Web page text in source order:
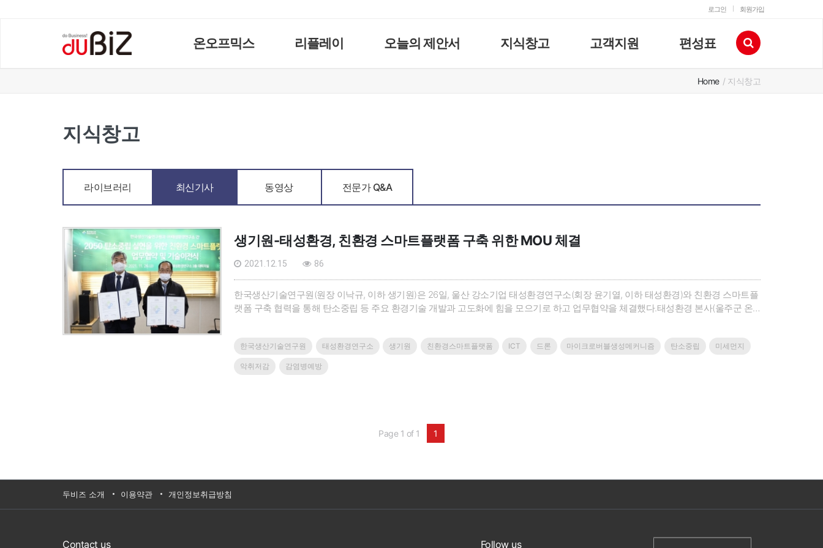
로그인 회원가입
온오프믹스 리플레이 오늘의 제안서 지식창고 고객지원 편성표
Home / 지식창고
지식창고
라이브러리 최신기사 동영상 전문가 Q&A
생기원-태성환경, 친환경 스마트플랫폼 구축 위한 MOU 체결
2021.12.15 86
한국생산기술연구원(원장 이낙규, 이하 생기원)은 26일, 울산 강소기업 태성환경연구소(회장 윤기열, 이하 태성환경)와 친환경 스마트플
랫폼 구축 협력을 통해 탄소중립 등 주요 환경기술 개발과 고도화에 힘을 모으기로 하고 업무협약을 체결했다.태성환경 본사(울주군 온
화 요소기술을 악취 저감 전문기업 ㈜태성환경에 이전하여 현장 실증과 사업화를 촉진하겠다는 구상이다.양 기관의 기술협력은 생기원
울산본부가 이전한 산업환경 청정화 기술을 태성환경 내 테스트베드에서 스케일업 및 실증한 뒤, ICT 및 드론 기술이 적용된 제품을 출시
다.이 같은 기술협력의 기반이 다지는 이번 행사는 크게 업무협약식과 기술이전 세레모니 총 2부로 나뉘어 1시간에 걸쳐 진행됐다.1부 업
무협약식에서는 태성환경이 상호협력 어젠다 추진을 위한 협력방안을 발표한 뒤 협약서 서명이 이뤄졌다. 이어, 2부에서는 생기원이 이
각각의 요소기술이 필요한 반면, 마이크로버블 정화장치는 미세먼지, 황산화물, 질소산화물, 암모니아 등을 단일 기술로 동시에 처리 가
모하는 자체개발 플라즈마 시스템을 통해 처리효율을 높이는 기술로, 향후 석유화학공장까지 적용 대상을 넓힐 수 있을 것으로 기대된
랜 염원”이라며, “향후 태성환경과 함께 친환경 스마트플랫폼을 구축해 시민사회가 요구하는 환경기술을 시장에 적시 공급할 수 있도록
한국생산기술연구원 태성환경연구소 생기원 친환경스마트플랫폼 ICT 드론 마이크로버블생성메커니즘 탄소중립 미세먼지
악취저감 감염병예방
Page 1 of 1 1
두비즈 소개 이용약관 개인정보취급방침
Contact us Follow us